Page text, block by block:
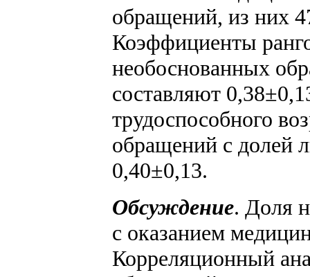
обращений, из них
Коэффициенты
необоснованных
составляют
трудоспособного
обращений с долей
0,40±0,13.
Обсуждение. Доля
с оказанием
Корреляционный